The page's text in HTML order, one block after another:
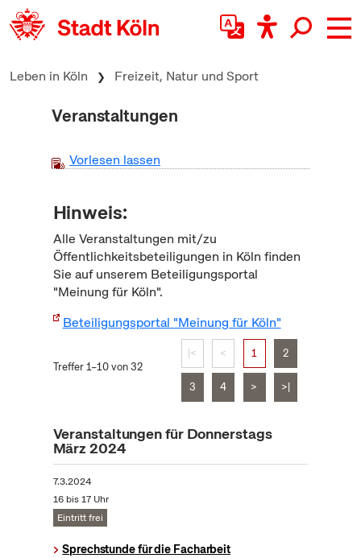
zum Inhalt springen
Leben in Köln Freizeit, Natur und Sport
Veranstaltungen
Vorlesen lassen
Hinweis:
Alle Veranstaltungen mit/zu
Öffentlichkeitsbeteiligungen in Köln finden
Sie auf unserem Beteiligungsportal
"Meinung für Köln".
Beteiligungsportal "Meinung für Köln"
Treffer 1–10 von 32
|< < 1 2
3 4 > >|
Veranstaltungen für Donnerstags
März 2024
7.3.2024
16 bis 17 Uhr
Eintritt frei
Sprechstunde für die Facharbeit